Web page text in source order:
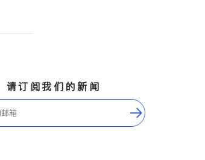
请订阅我们的新闻